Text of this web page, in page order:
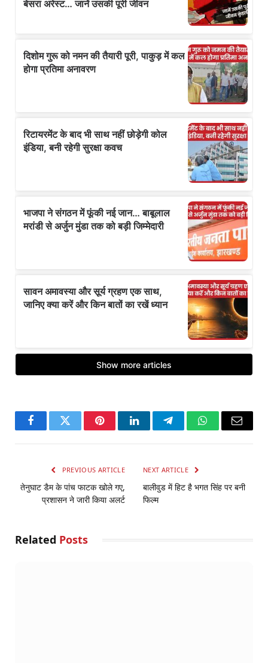
FacebookTwitter PinterestLinkedInTelegramWhatsApp
Email
PREVIOUS ARTICLE
तेनुघाट डैम के पांच फाटक खोले गए,
प्रशासन ने जारी किया अलर्ट
NEXT ARTICLE
बालीवुड में हिट है भगत सिंह पर बनी
फिल्म
Related Posts